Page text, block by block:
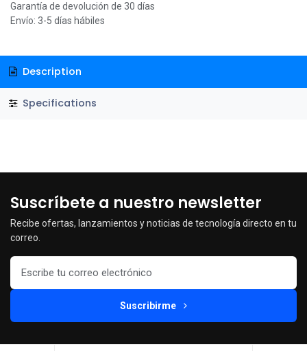
Garantía de devolución de 30 días
Envío: 3-5 días hábiles
Description
Specifications
Suscríbete a nuestro newsletter
Recibe ofertas, lanzamientos y noticias de tecnología directo en tu
correo.
Suscribirme